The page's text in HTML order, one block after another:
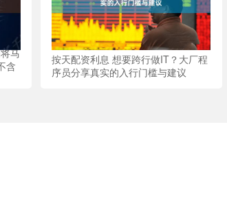
马
含
按天配资利息 想要跨行做IT？大厂程
序员分享真实的入行门槛与建议